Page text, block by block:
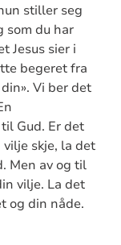
stiller seg
som du har
Jesus sier i
begeret fra
Vi ber det
Gud. Er det
vilje skje, la det
Men av og til
vilje. La det
og din nåde.